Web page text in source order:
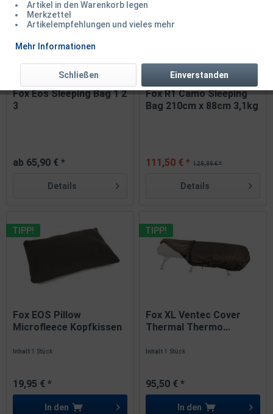
Fox Eos Sleeping Bag 1 2
3
ab 65,90 € *
Details
Fox R1 Camo Sleeping
Bag 210cm x 88cm 3,1kg
129,99 € *
111,50 € *
Details
TIPP!
Fox EOS Pillow
Microfleece Kopfkissen
Inhalt1 Stück
19,95 € *
In den
TIPP!
Fox XL Ventec Cover
Thermal Thermo...
Inhalt1 Stück
95,50 € *
In den
Artikel in den Warenkorb legen
Merkzettel
Artikelempfehlungen und vieles mehr
Mehr Informationen
Einverstanden
Schließen